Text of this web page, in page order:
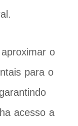
o
para o
acesso a